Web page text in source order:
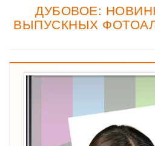
ДУБОВОЕ:
ВЫПУСКНЫХ